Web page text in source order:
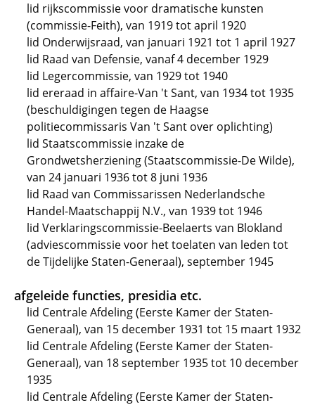
lid rijkscommissie voor dramatische kunsten
(commissie-Feith), van 1919 tot april 1920
lid Onderwijsraad, van januari 1921 tot 1 april 1927
lid Raad van Defensie, vanaf 4 december 1929
lid Legercommissie, van 1929 tot 1940
lid ereraad in affaire-Van 't Sant, van 1934 tot 1935
(beschuldigingen tegen de Haagse
politiecommissaris Van 't Sant over oplichting)
lid Staatscommissie inzake de
Grondwetsherziening (Staatscommissie-De Wilde),
van 24 januari 1936 tot 8 juni 1936
lid Raad van Commissarissen Nederlandsche
Handel-Maatschappij N.V., van 1939 tot 1946
lid Verklaringscommissie-Beelaerts van Blokland
(adviescommissie voor het toelaten van leden tot
de Tijdelijke Staten-Generaal), september 1945
afgeleide functies, presidia etc.
lid Centrale Afdeling (Eerste Kamer der Staten-
Generaal), van 15 december 1931 tot 15 maart 1932
lid Centrale Afdeling (Eerste Kamer der Staten-
Generaal), van 18 september 1935 tot 10 december
1935
lid Centrale Afdeling (Eerste Kamer der Staten-